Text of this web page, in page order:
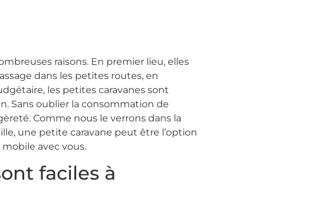
raisons. En premier lieu, elles
dans les petites routes, en
les petites caravanes sont
Sans oublier la consommation de
Comme nous le verrons dans la
une petite caravane peut être l’option
avec vous.
faciles à